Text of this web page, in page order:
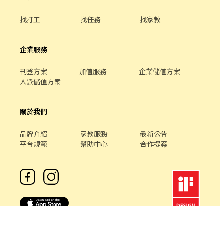
找打工 找任務 找家教
企業服務
刊登方案 加值服務
企業儲值方案
人派儲值方案
關於我們
品牌介紹 家教服務
最新公告
平台規範
幫助中心 合作提案